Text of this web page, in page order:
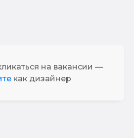
на вакансии —
как дизайнер